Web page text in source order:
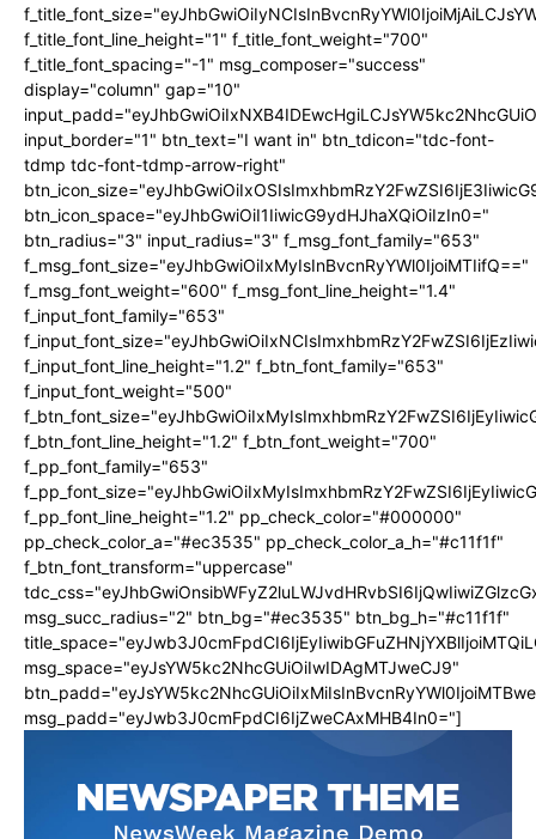
f_title_font_line_height="1" f_title_font_weight="700"
f_title_font_spacing="-1" msg_composer="success"
display="column" gap="10"
input_border="1" btn_text="I want in" btn_tdicon="tdc-font-
tdmp tdc-font-tdmp-arrow-right"
btn_icon_space="eyJhbGwiOiI1IiwicG9ydHJhaXQiOiIzIn0="
btn_radius="3" input_radius="3" f_msg_font_family="653"
f_msg_font_size="eyJhbGwiOiIxMyIsInBvcnRyYWl0IjoiMTIifQ=="
f_msg_font_weight="600" f_msg_font_line_height="1.4"
f_input_font_family="653"
f_input_font_line_height="1.2" f_btn_font_family="653"
f_input_font_weight="500"
f_btn_font_line_height="1.2" f_btn_font_weight="700"
f_pp_font_family="653"
f_pp_font_line_height="1.2" pp_check_color="#000000"
pp_check_color_a="#ec3535" pp_check_color_a_h="#c11f1f"
f_btn_font_transform="uppercase"
msg_succ_radius="2" btn_bg="#ec3535" btn_bg_h="#c11f1f"
msg_space="eyJsYW5kc2NhcGUiOiIwIDAgMTJweCJ9"
msg_padd="eyJwb3J0cmFpdCI6IjZweCAxMHB4In0="]